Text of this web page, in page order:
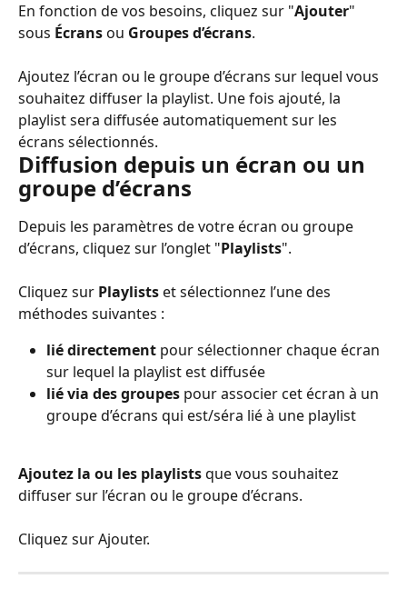
En fonction de vos besoins, cliquez sur "Ajouter"
sous Écrans ou Groupes d’écrans.
Ajoutez l’écran ou le groupe d’écrans sur lequel vous
souhaitez diffuser la playlist. Une fois ajouté, la
playlist sera diffusée automatiquement sur les
écrans sélectionnés.
Diffusion depuis un écran ou un
groupe d’écrans
Depuis les paramètres de votre écran ou groupe
d’écrans, cliquez sur l’onglet "Playlists".
Cliquez sur Playlists et sélectionnez l’une des
méthodes suivantes :
lié directement pour sélectionner chaque écran
sur lequel la playlist est diffusée
lié via des groupes pour associer cet écran à un
groupe d’écrans qui est/séra lié à une playlist
Ajoutez la ou les playlists que vous souhaitez
diffuser sur l’écran ou le groupe d’écrans.
Cliquez sur Ajouter.